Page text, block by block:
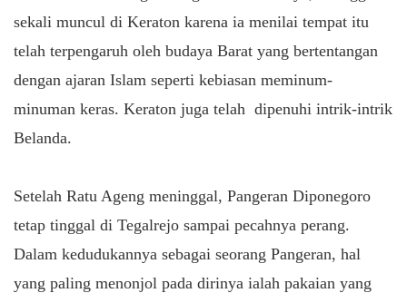
sekali muncul di Keraton karena ia menilai tempat itu
telah terpengaruh oleh budaya Barat yang bertentangan
dengan ajaran Islam seperti kebiasan meminum-
minuman keras. Keraton juga telah dipenuhi intrik-intrik
Belanda.
Setelah Ratu Ageng meninggal, Pangeran Diponegoro
tetap tinggal di Tegalrejo sampai pecahnya perang.
Dalam kedudukannya sebagai seorang Pangeran, hal
yang paling menonjol pada dirinya ialah pakaian yang